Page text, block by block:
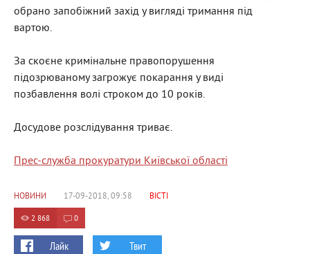
обрано запобіжний захід у вигляді тримання під
вартою.
За скоєне кримінальне правопорушення
підозрюваному загрожує покарання у виді
позбавлення волі строком до 10 років.
Досудове розслідування триває.
Прес-служба прокуратури Київської області
НОВИНИ 17-09-2018, 09:58 ВІСТІ
2 868 0
Лайк Твит